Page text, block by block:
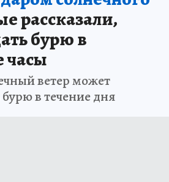
рассказали,
бурю в
ветер может
в течение дня